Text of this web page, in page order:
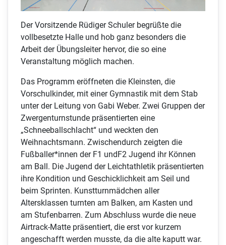
Der Vorsitzende Rüdiger Schuler begrüßte die
vollbesetzte Halle und hob ganz besonders die
Arbeit der Übungsleiter hervor, die so eine
Veranstaltung möglich machen.
Das Programm eröffneten die Kleinsten, die
Vorschulkinder, mit einer Gymnastik mit dem Stab
unter der Leitung von Gabi Weber. Zwei Gruppen der
Zwergenturnstunde präsentierten eine
„Schneeballschlacht“ und weckten den
Weihnachtsmann. Zwischendurch zeigten die
Fußballer*innen der F1 undF2 Jugend ihr Können
am Ball. Die Jugend der Leichtathletik präsentierten
ihre Kondition und Geschicklichkeit am Seil und
beim Sprinten. Kunstturnmädchen aller
Altersklassen turnten am Balken, am Kasten und
am Stufenbarren. Zum Abschluss wurde die neue
Airtrack-Matte präsentiert, die erst vor kurzem
angeschafft werden musste, da die alte kaputt war.